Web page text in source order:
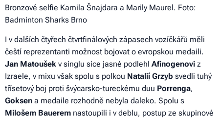
Bronzové selfie Kamila Šnajdara a Marily Maurel. Foto:
Badminton Sharks Brno
I v dalších čtyřech čtvrtfinálových zápasech vozíčkářů měli
čeští reprezentanti možnost bojovat o evropskou medaili.
Jan Matoušek v singlu sice jasně podlehl Afinogenovi z
Izraele, v mixu však spolu s polkou Natalií Grzyb svedli tuhý
třísetový boj proti švýcarsko-tureckému duu Porrenga,
Goksen a medaile rozhodně nebyla daleko. Spolu s
Milošem Bauerem nastoupili i v deblu, postup ze skupinové